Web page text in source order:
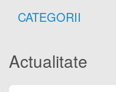
CATEGORII
Actualitate